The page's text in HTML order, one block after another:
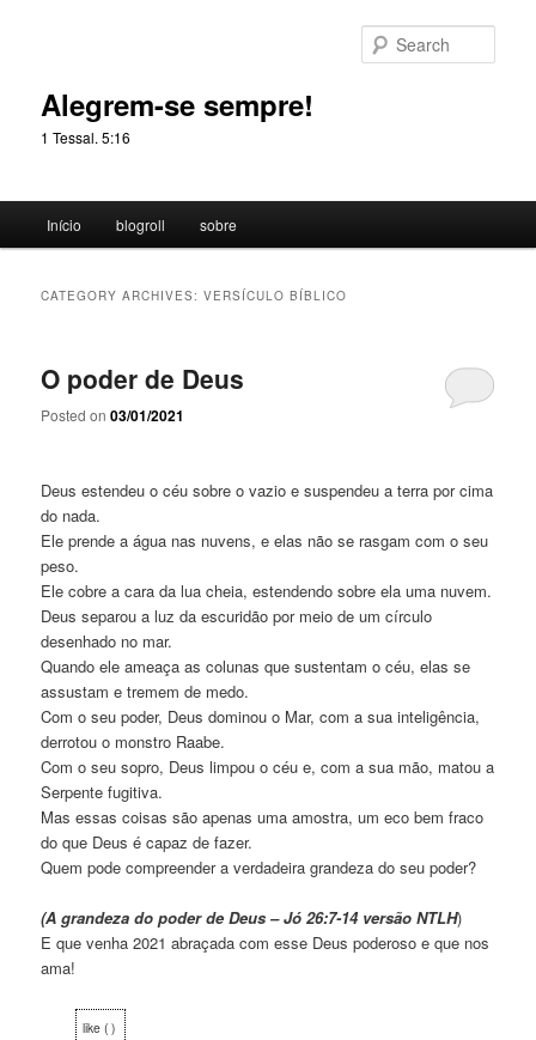
Alegrem-se sempre!
1 Tessal. 5:16
Início blogroll sobre
CATEGORY ARCHIVES:VERSÍCULO BÍBLICO
O poder de Deus
Posted on03/01/2021
Deus estendeu o céu sobre o vazioe suspendeu a terra por cima
do nada.
Ele prende a água nas nuvens,e elas não se rasgam com o seu
peso.
Ele cobre a cara da lua cheia,estendendo sobre ela uma nuvem.
Deus separou a luz da escuridãopor meio de um círculo
desenhado no mar.
Quando ele ameaça as colunas que sustentam o céu,elas se
assustam e tremem de medo.
Com o seu poder, Deus dominou o Mar,com a sua inteligência,
derrotou o monstro Raabe.
Com o seu sopro, Deus limpou o céue, com a sua mão, matou a
Serpente fugitiva.
Mas essas coisas são apenas uma amostra,um eco bem fraco
do que Deus é capaz de fazer.
Quem pode compreender a verdadeira grandeza do seu poder?
(A grandeza do poder de Deus – Jó 26:7-14 versão NTLH)
E que venha 2021 abraçada com esse Deus poderoso e que nos
ama!
like ( )